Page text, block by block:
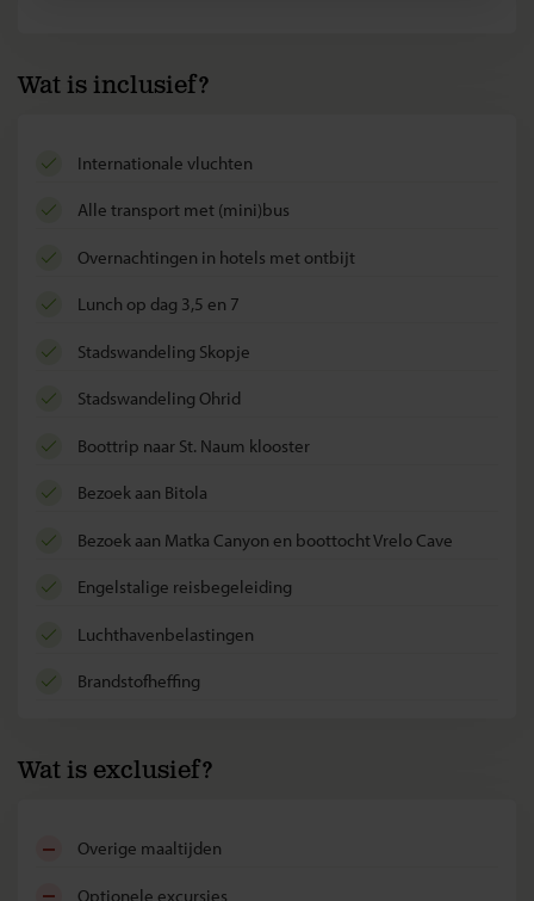
Wat is inclusief?
internationale vluchten
alle transport met (mini)bus
overnachtingen in hotels met ontbijt
lunch op dag 3,5 en 7
stadswandeling Skopje
stadswandeling Ohrid
boottrip naar St. Naum klooster
bezoek aan Bitola
bezoek aan Matka Canyon en boottocht Vrelo Cave
Engelstalige reisbegeleiding
luchthavenbelastingen
brandstofheffing
Wat is exclusief?
overige maaltijden
optionele excursies